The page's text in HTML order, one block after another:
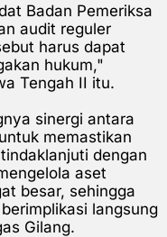
Badan Pemeriksa
audit reguler
harus dapat
hukum,"
Tengah II itu.
sinergi antara
memastikan
dengan
aset
besar, sehingga
langsung
Gilang.